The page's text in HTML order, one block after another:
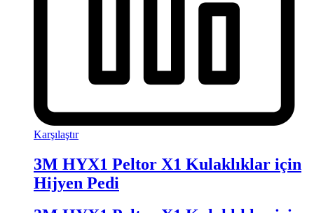
Karşılaştır
3M HYX1 Peltor X1 Kulaklıklar için
Hijyen Pedi